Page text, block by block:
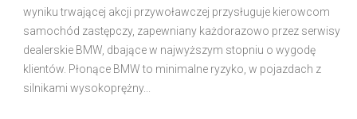
wyniku trwającej akcji przywoławczej przysługuje kierowcom
samochód zastępczy, zapewniany każdorazowo przez serwisy
dealerskie BMW, dbające w najwyższym stopniu o wygodę
klientów. Płonące BMW to minimalne ryzyko, w pojazdach z
silnikami wysokoprężny...